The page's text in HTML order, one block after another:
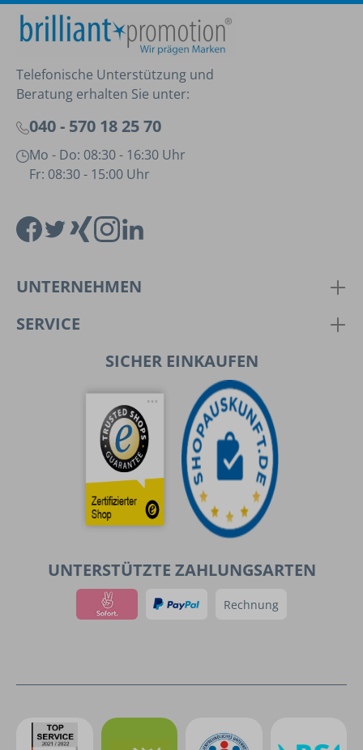
Telefonische Unterstützung und
Beratung erhalten Sie unter:
040 - 570 18 25 70
Mo - Do: 08:30 - 16:30 Uhr
Fr: 08:30 - 15:00 Uhr
UNTERNEHMEN
SERVICE
SICHER EINKAUFEN
UNTERSTÜTZTE ZAHLUNGSARTEN
Rechnung